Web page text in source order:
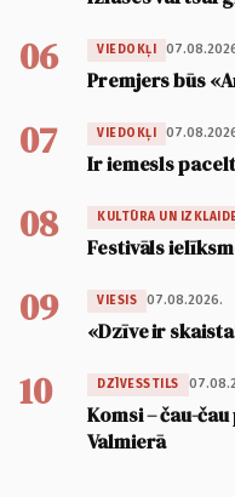
06 VIEDOKĻI
Premjers būs
07 VIEDOKĻI
Ir iemesls
08 KULTŪRA UN
Festivāls
09 VIESIS 07.08.2026.
«Dzīve ir
10 DZĪVESSTILS
Komsi – čau-
Valmierā